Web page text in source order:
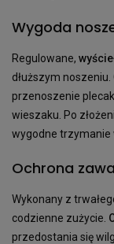
Wygoda
Regulowane,
dłuższym
przenoszenie
wieszaku. Po
wygodne trzymanie
Ochrona
Wykonany z
codzienne zużycie.
przedostania się